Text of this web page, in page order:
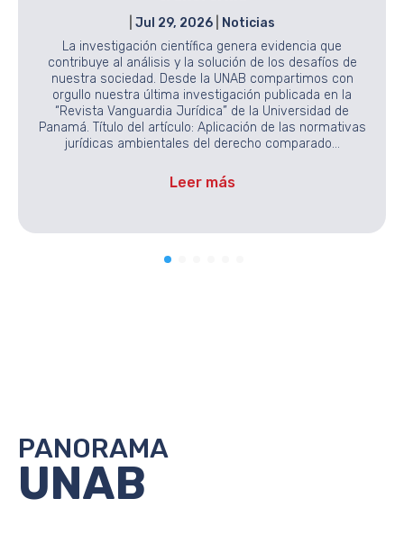
Jul 29, 2026
Noticias
La investigación científica genera evidencia que
contribuye al análisis y la solución de los desafíos de
nuestra sociedad. Desde la UNAB compartimos con
orgullo nuestra última investigación publicada en la
“Revista Vanguardia Jurídica” de la Universidad de
Panamá. Título del artículo: Aplicación de las normativas
jurídicas ambientales del derecho comparado…
Leer más
PANORAMA
UNAB